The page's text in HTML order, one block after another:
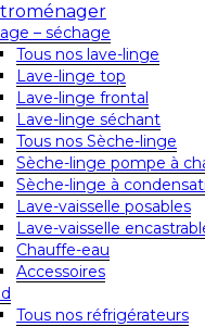
– séchage
Tous nos lave-linge
Lave-linge top
Lave-linge frontal
Lave-linge séchant
Tous nos Sèche-linge
Sèche-linge pompe à
Sèche-linge à
Lave-vaisselle posables
Lave-vaisselle
Chauffe-eau
Accessoires
Tous nos réfrigérateurs